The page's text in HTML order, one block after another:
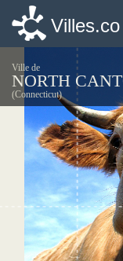
Villes.co
Ville de
NORTH
(Connecticut)
Villes.co